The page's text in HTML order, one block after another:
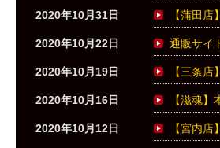
2020年10月31日 【蒲田
2020年10月22日 通販サイ
2020年10月19日 【三条
2020年10月16日 【滋魂
2020年10月12日 【宮内